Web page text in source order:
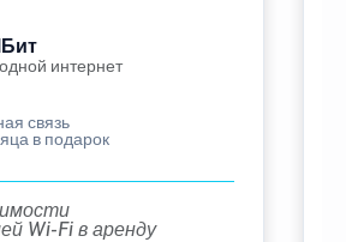
интернет
связь
в подарок
Wi-Fi в аренду